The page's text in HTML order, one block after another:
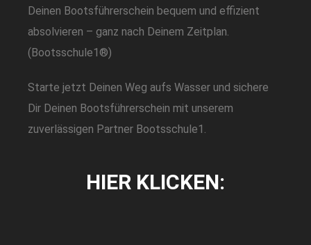
Deinen Bootsführerschein bequem und effizient
absolvieren – ganz nach Deinem Zeitplan.
(Bootsschule1®️⁠)
Starte jetzt Deinen Weg aufs Wasser und sichere
Dir Deinen Bootsführerschein mit unserem
zuverlässigen Partner Bootsschule1.
HIER KLICKEN: